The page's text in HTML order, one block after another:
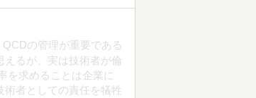
の管理が重要である
えるが、実は技術者が倫
を求めることは企業に
者としての責任を犠牲